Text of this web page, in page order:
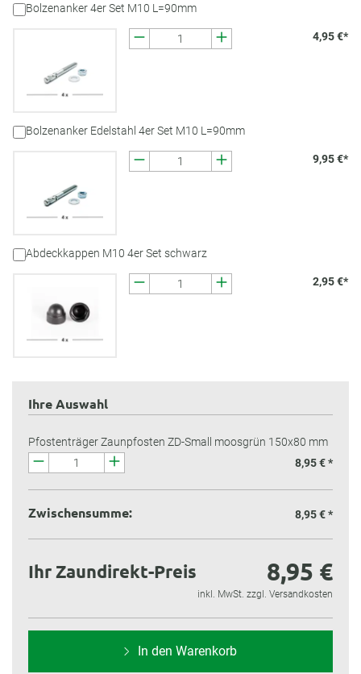
Bolzenanker 4er Set M10 L=90mm
4,95 €*
Bolzenanker Edelstahl 4er Set M10 L=90mm
9,95 €*
Abdeckkappen M10 4er Set schwarz
2,95 €*
Ihre Auswahl
Pfostenträger Zaunpfosten ZD-Small moosgrün 150x80 mm
8,95 € *
Zwischensumme: 8,95 €*
Ihr Zaundirekt-Preis 8,95 €
inkl. MwSt. zzgl. Versandkosten
In den Warenkorb